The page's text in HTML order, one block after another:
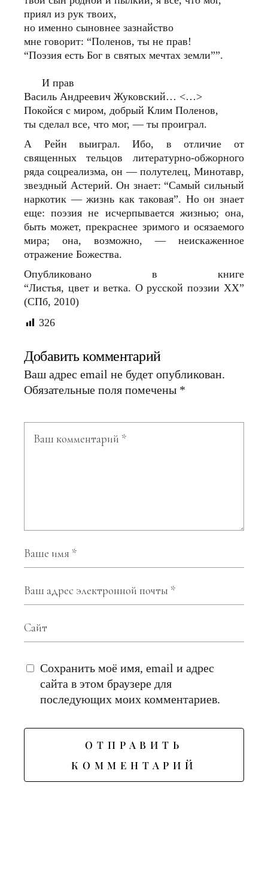
приял из рук твоих,
но именно сыновнее зазнайство
мне говорит: “Поленов, ты не прав!
“Поэзия есть Бог в святых мечтах земли””.
И прав
Василь Андреевич Жуковский… <…>
Покойся с миром, добрый Клим Поленов,
ты сделал все, что мог, — ты проиграл.
А Рейн выиграл. Ибо, в отличие от
священных тельцов литературно-обжорного
ряда соцреализма, он — полутелец, Минотавр,
звездный Астерий. Он знает: “Самый сильный
наркотик — жизнь как таковая”. Но он знает
еще: поэзия не исчерпывается жизнью; она,
быть может, прекраснее зримого и осязаемого
мира; она, возможно, — неискаженное
отражение Божества.
Опубликовано в книге
“Листья, цвет и ветка. О русской поэзии ХХ”
(СПб, 2010)
326
Добавить комментарий
Ваш адрес email не будет опубликован.
Обязательные поля помечены *
Сохранить моё имя, email и адрес
сайта в этом браузере для
последующих моих комментариев.
ОТПРАВИТЬ
КОММЕНТАРИЙ